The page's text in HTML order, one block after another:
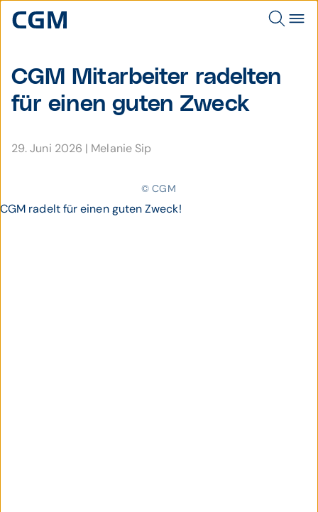
CGM Mitarbeiter radelten
für einen guten Zweck
29. Juni 2026 | Melanie Sip
© CGM
CGM radelt für einen guten Zweck!